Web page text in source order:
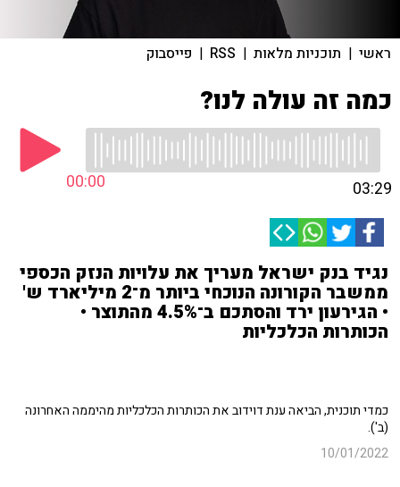
ראשי | תוכניות מלאות |
RSS
| פייסבוק
כמה זה עולה לנו?
00:00 03:29
נגיד בנק ישראל מעריך את עלויות הנזק הכספי
ממשבר הקורונה הנוכחי ביותר מ־2 מיליארד ש'
• הגירעון ירד והסתכם ב־4.5% מהתוצר •
הכותרות הכלכליות
כמדי תוכנית, הביאה ענת דוידוב את הכותרות הכלכליות מהיממה האחרונה
(ב').
10/01/2022